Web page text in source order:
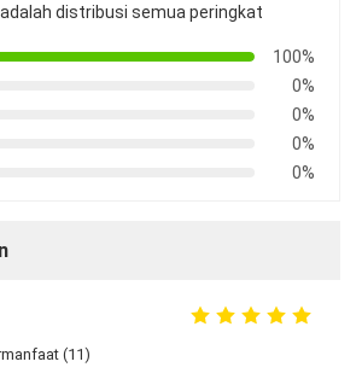
distribusi semua peringkat
100%
0%
0%
0%
0%
(11)